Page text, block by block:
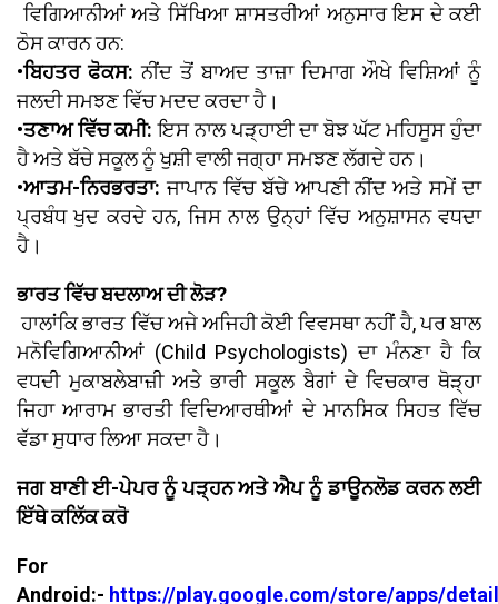
ਵਿਗਿਆਨੀਆਂ ਅਤੇ ਸਿੱਖਿਆ ਸ਼ਾਸਤਰੀਆਂ ਅਨੁਸਾਰ ਇਸ ਦੇ ਕਈ
ਠੋਸ ਕਾਰਨ ਹਨ:
•ਬਿਹਤਰ ਫੋਕਸ:ਨੀਂਦ ਤੋਂ ਬਾਅਦ ਤਾਜ਼ਾ ਦਿਮਾਗ ਔਖੇ ਵਿਸ਼ਿਆਂ ਨੂੰ
ਜਲਦੀ ਸਮਝਣ ਵਿੱਚ ਮਦਦ ਕਰਦਾ ਹੈ।
•ਤਣਾਅ ਵਿੱਚ ਕਮੀ:ਇਸ ਨਾਲ ਪੜ੍ਹਾਈ ਦਾ ਬੋਝ ਘੱਟ ਮਹਿਸੂਸ ਹੁੰਦਾ
ਹੈ ਅਤੇ ਬੱਚੇ ਸਕੂਲ ਨੂੰ ਖੁਸ਼ੀ ਵਾਲੀ ਜਗ੍ਹਾ ਸਮਝਣ ਲੱਗਦੇ ਹਨ।
•ਆਤਮ-ਨਿਰਭਰਤਾ: ਜਾਪਾਨ ਵਿੱਚ ਬੱਚੇ ਆਪਣੀ ਨੀਂਦ ਅਤੇ ਸਮੇਂ ਦਾ
ਪ੍ਰਬੰਧ ਖੁਦ ਕਰਦੇ ਹਨ, ਜਿਸ ਨਾਲ ਉਨ੍ਹਾਂ ਵਿੱਚ ਅਨੁਸ਼ਾਸਨ ਵਧਦਾ
ਹੈ।
ਭਾਰਤ ਵਿੱਚ ਬਦਲਾਅ ਦੀ ਲੋੜ?
ਹਾਲਾਂਕਿ ਭਾਰਤ ਵਿੱਚ ਅਜੇ ਅਜਿਹੀ ਕੋਈ ਵਿਵਸਥਾ ਨਹੀਂ ਹੈ, ਪਰ ਬਾਲ
ਮਨੋਵਿਗਿਆਨੀਆਂ (Child Psychologists) ਦਾ ਮੰਨਣਾ ਹੈ ਕਿ
ਵਧਦੀ ਮੁਕਾਬਲੇਬਾਜ਼ੀ ਅਤੇ ਭਾਰੀ ਸਕੂਲ ਬੈਗਾਂ ਦੇ ਵਿਚਕਾਰ ਥੋੜ੍ਹਾ
ਜਿਹਾ ਆਰਾਮ ਭਾਰਤੀ ਵਿਦਿਆਰਥੀਆਂ ਦੇ ਮਾਨਸਿਕ ਸਿਹਤ ਵਿੱਚ
ਵੱਡਾ ਸੁਧਾਰ ਲਿਆ ਸਕਦਾ ਹੈ।
ਜਗ ਬਾਣੀ ਈ-ਪੇਪਰ ਨੂੰ ਪੜ੍ਹਨ ਅਤੇ ਐਪ ਨੂੰ ਡਾਊਨਲੋਡ ਕਰਨ ਲਈ
ਇੱਥੇ ਕਲਿੱਕ ਕਰੋ
For
Android:- https://play.google.com/store/apps/